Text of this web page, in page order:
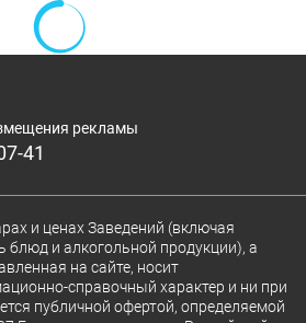
рекламы
41
и ценах Заведений (включая
блюд и алкогольной продукции), а
на сайте, носит
справочный характер и ни при
публичной офертой, определяемой